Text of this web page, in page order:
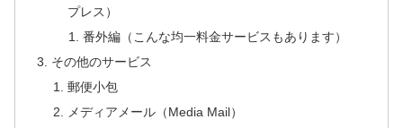
プレス）
番外編（こんな均一料金サービスもあります）
その他のサービス
郵便小包
メディアメール（Media Mail）